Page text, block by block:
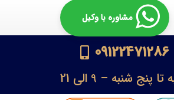
مشاوره با وکیل
09122471286
پنج شنبه – 9 الی 21